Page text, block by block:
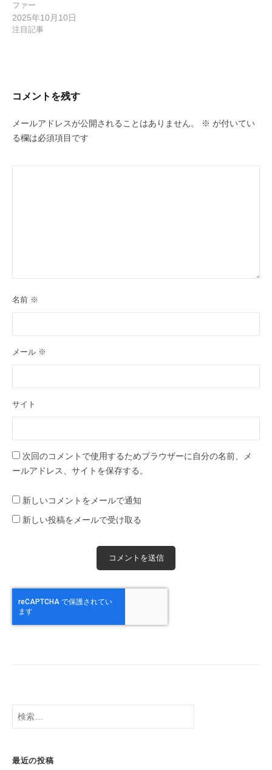
ファー
2025年10月10日
注目記事
コメントを残す
メールアドレスが公開されることはありません。 ※ が付いてい
る欄は必須項目です
名前 ※
メール ※
サイト
次回のコメントで使用するためブラウザーに自分の名前、メ
ールアドレス、サイトを保存する。
新しいコメントをメールで通知
新しい投稿をメールで受け取る
検
最近の投稿